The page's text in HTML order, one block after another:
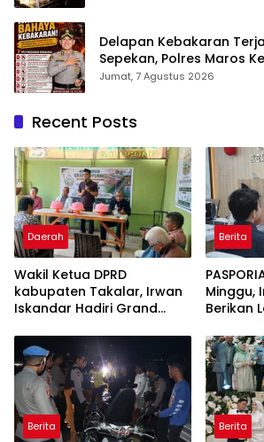
Delapan Kebakaran
Sepekan, Polres Maros
kepada Masyarakat
Jumat, 7 Agustus 2026
Recent Posts
Daerah
Wakil Ketua DPRD
kabupaten Takalar, Irwan
Iskandar Hadiri Grand
Pertama di Takalar,
Melayani Terapis Gratis
untuk Pasien Dhuafa dan
umum.
Berita
Minggu,
Berikan
Gratis
Berita Berita